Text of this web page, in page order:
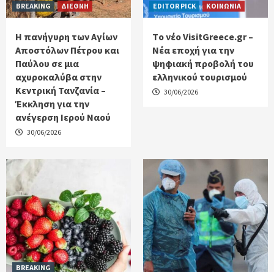
BREAKING ΔΙΕΘΝΗ
Η πανήγυρη των Αγίων
Αποστόλων Πέτρου και
Παύλου σε μια
αχυροκαλύβα στην
Κεντρική Τανζανία –
Έκκληση για την
ανέγερση Ιερού Ναού
30/06/2026
EDITOR PICK ΚΟΙΝΩΝΙΑ
Tο νέο VisitGreece.gr –
Νέα εποχή για την
ψηφιακή προβολή του
ελληνικού τουρισμού
30/06/2026
BREAKING